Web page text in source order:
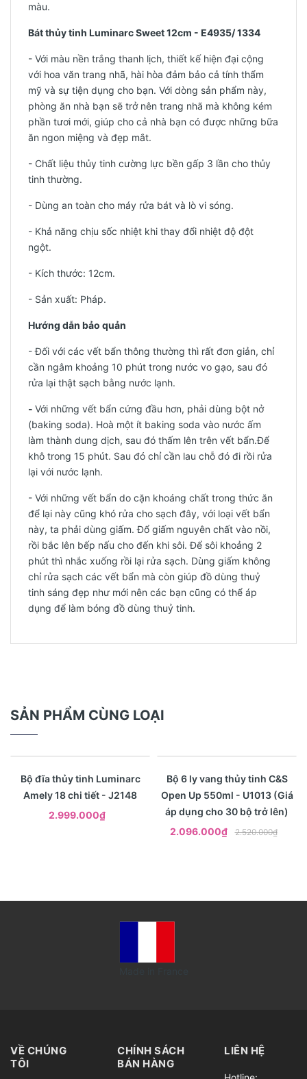
màu.
Bát thủy tinh Luminarc Sweet 12cm - E4935/ 1334
- Với màu nền trắng thanh lịch, thiết kế hiện đại cộng
với hoa văn trang nhã, hài hòa đảm bảo cả tính thẩm
mỹ và sự tiện dụng cho bạn. Với dòng sản phẩm này,
phòng ăn nhà bạn sẽ trở nên trang nhã mà không kém
phần tươi mới, giúp cho cả nhà bạn có được những bữa
ăn ngon miệng và đẹp mắt.
- Chất liệu thủy tinh cường lực bền gấp 3 lần cho thủy
tinh thường.
- Dùng an toàn cho máy rửa bát và lò vi sóng.
- Khả năng chịu sốc nhiệt khi thay đổi nhiệt độ đột
ngột.
- Kích thước: 12cm.
- Sản xuất: Pháp.
Hướng dẫn bảo quản
- Đối với các vết bẩn thông thường thì rất đơn giản, chỉ
cần ngâm khoảng 10 phút trong nước vo gạo, sau đó
rửa lại thật sạch bằng nước lạnh.
- Với những vết bẩn cứng đầu hơn, phải dùng bột nở
(baking soda). Hoà một ít baking soda vào nước ấm
làm thành dung dịch, sau đó thấm lên trên vết bẩn.Để
khô trong 15 phút. Sau đó chỉ cần lau chỗ đó đi rồi rửa
lại với nước lạnh.
- Với những vết bẩn do cặn khoáng chất trong thức ăn
để lại này cũng khó rửa cho sạch đây, với loại vết bẩn
này, ta phải dùng giấm. Đổ giấm nguyên chất vào nồi,
rồi bắc lên bếp nấu cho đến khi sôi. Để sôi khoảng 2
phút thì nhắc xuống rồi lại rửa sạch. Dùng giấm không
chỉ rửa sạch các vết bẩn mà còn giúp đồ dùng thuỷ
tinh sáng đẹp như mới nên các bạn cũng có thể áp
dụng để làm bóng đồ dùng thuỷ tinh.
SẢN PHẨM CÙNG LOẠI
Xem nhanh
Bộ đĩa thủy tinh Luminarc
Amely 18 chi tiết - J2148
2.999.000₫
Xem nhanh
Bộ 6 ly vang thủy tinh C&S
Open Up 550ml - U1013 (Giá
áp dụng cho 30 bộ trở lên)
2.096.000₫
2.520.000₫
VỀ CHÚNG
TÔI
CHÍNH SÁCH
BÁN HÀNG
LIÊN HỆ